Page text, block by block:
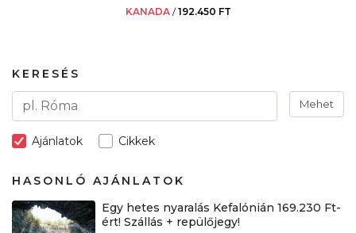
KANADA /192.450 FT
KERESÉS
Mehet
Ajánlatok Cikkek
HASONLÓ AJÁNLATOK
Egy hetes nyaralás Kefalónián 169.230 Ft-
ért! Szállás + repülőjegy!